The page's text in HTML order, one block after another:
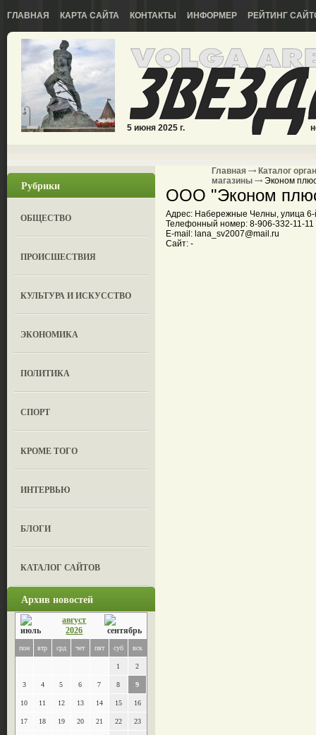
ГЛАВНАЯ КАРТА САЙТА КОНТАКТЫ ИНФОРМЕР РЕЙТИНГ
5 июня 2025 г.
Рубрики
ОБЩЕСТВО
ПРОИСШЕСТВИЯ
КУЛЬТУРА И ИСКУССТВО
ЭКОНОМИКА
ПОЛИТИКА
СПОРТ
КРОМЕ ТОГО
ИНТЕРВЬЮ
БЛОГИ
КАТАЛОГ САЙТОВ
Архив новостей
август
2026
пон втр срд чет пят суб вск
1 2
3 4 5 6 7 8 9
10 11 12 13 14 15 16
17 18 19 20 21 22 23
Главная
Каталог
магазины
Эконом
ООО "Эконом
Адрес: Набережные Челны, улица 6-
Телефонный номер: 8-906-332-11-11
E-mail: lana_sv2007@mail.ru
Сайт: -